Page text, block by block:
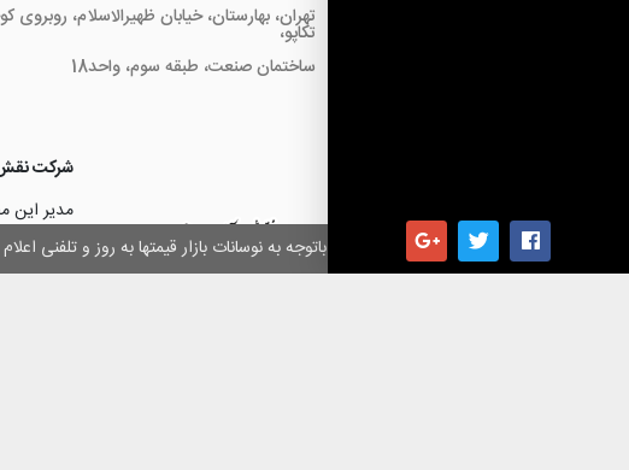
همکاران گرامی باتوجه به نوسانات بازار قیمتها به روز و تلفنی
تهران، بهارستان، خیابان ظهیرالاسلام، روبروی
تکاپو،
ساختمان صنعت، طبقه سوم، واحد18
شرکت
مدیر این
۳۰۰۰